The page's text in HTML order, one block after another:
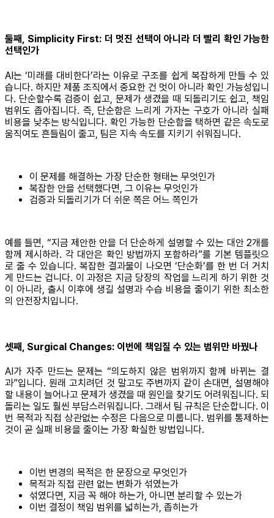
둘째, Simplicity First: 더 멋진 선택이 아니라 더 빨리 확인 가능한
선택인가
AI는 ‘미래를 대비한다’라는 이유로 구조를 쉽게 복잡하게 만들 수 있
습니다. 하지만 제품 조직에서 중요한 건 멋이 아니라 확인 가능성입니
다. 단순할수록 검증이 쉽고, 문제가 생겼을 때 되돌리기도 쉽고, 책임
범위도 좁아집니다. 즉, 단순함은 느리게 가자는 구호가 아니라 실패
비용을 낮추는 방식입니다. 확인 가능한 단순함을 택하면 같은 속도로
움직여도 흔들림이 줄고, 팀은 지속 속도를 지키기 쉬워집니다.
이 문제를 해결하는 가장 단순한 형태는 무엇인가
복잡한 안을 선택했다면, 그 이유는 무엇인가
검증과 되돌리기가 더 쉬운 쪽은 어느 쪽인가
예를 들면, “지금 제안한 안을 더 단순하게 설명할 수 있는 대안 2개를
함께 제시하라. 각 대안은 확인 방법까지 포함하라”를 기본 템플릿으
로 줄 수 있습니다. 복잡한 결과물이 나오면 ‘단순화’를 한 번 더 거치
게 만드는 겁니다. 이 과정은 지금 당장의 작업을 느리게 하기 위한 것
이 아니라, 출시 이후에 생길 설명과 수습 비용을 줄이기 위한 최소한
의 안전장치입니다.
셋째, Surgical Changes: 이번에 책임질 수 있는 범위만 바꿨나
AI가 자주 만드는 문제는 “의도하지 않은 범위까지 함께 바뀌는 결
과”입니다. 원래 고치려던 것 말고도 주변까지 같이 손대면, 설명해야
할 내용이 늘어나고 문제가 생겼을 때 원인을 찾기도 어려워집니다. 되
돌리는 일도 훨씬 부담스러워집니다. 그래서 팀 규칙은 단순합니다. 이
번 목적과 직접 상관없는 수정은 다음으로 미룹니다. 범위를 통제하는
것이 곧 실패 비용을 줄이는 가장 확실한 방법입니다.
이번 변경의 목적은 한 문장으로 무엇인가
목적과 직접 관련 없는 변화가 섞였는가
섞였다면, 지금 꼭 해야 하는가, 아니면 분리할 수 있는가
이번 결정이 책임 범위를 넓히는가, 좁히는가